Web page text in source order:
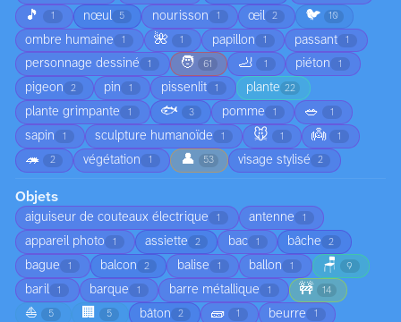
🎵 1 nœul 5 nourisson 1 œil 2 🐦 10
ombre humaine 1 🌺 1 papillon 1 passant 1
personnage dessiné 1 🧑 61 🦶 1 piéton 1
pigeon 2 pin 1 pissenlit 1 plante 22
plante grimpante 1 🐟 3 pomme 1 🥗 1
sapin 1 sculpture humanoïde 1 🐭 1 👼 1
🦔 2 végétation 1 👤 53 visage stylisé 2
Objets
aiguiseur de couteaux électrique 1 antenne 1
appareil photo 1 assiette 2 bac 1 bâche 2
bague 1 balcon 2 balise 1 ballon 1 🪑 9
baril 1 barque 1 barre métallique 1 🚧 14
⛵ 5 🏢 5 bâton 2 🧱 1 beurre 1